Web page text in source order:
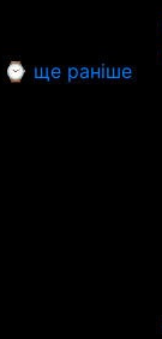
⌚ ще раніше